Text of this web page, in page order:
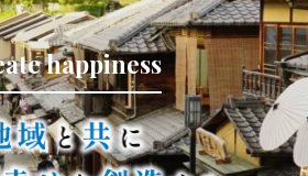
happiness